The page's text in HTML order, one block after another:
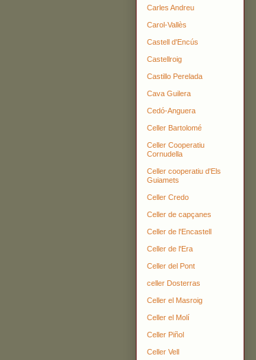
Carles Andreu
Carol-Vallès
Castell d'Encús
Castellroig
Castillo Perelada
Cava Guilera
Cedó-Anguera
Celler Bartolomé
Celler Cooperatiu
Cornudella
Celler cooperatiu d'Els
Guiamets
Celler Credo
Celler de capçanes
Celler de l'Encastell
Celler de l'Era
Celler del Pont
celler Dosterras
Celler el Masroig
Celler el Molí
Celler Piñol
Celler Vell